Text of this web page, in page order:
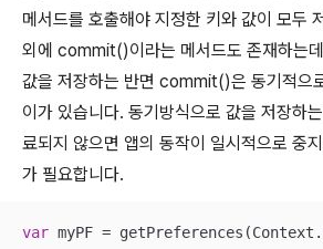
메서드를 호출해야 지정한 키와 값이 모두
외에 commit()이라는 메서드도 존재하는
값을 저장하는 반면 commit()은 동기적으
이가 있습니다. 동기방식으로 값을 저장하
료되지 않으면 앱의 동작이 일시적으로 중
가 필요합니다.
var